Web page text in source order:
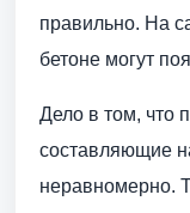
правильно. На
бетоне могут
Дело в том, что
составляющие
неравномерно.